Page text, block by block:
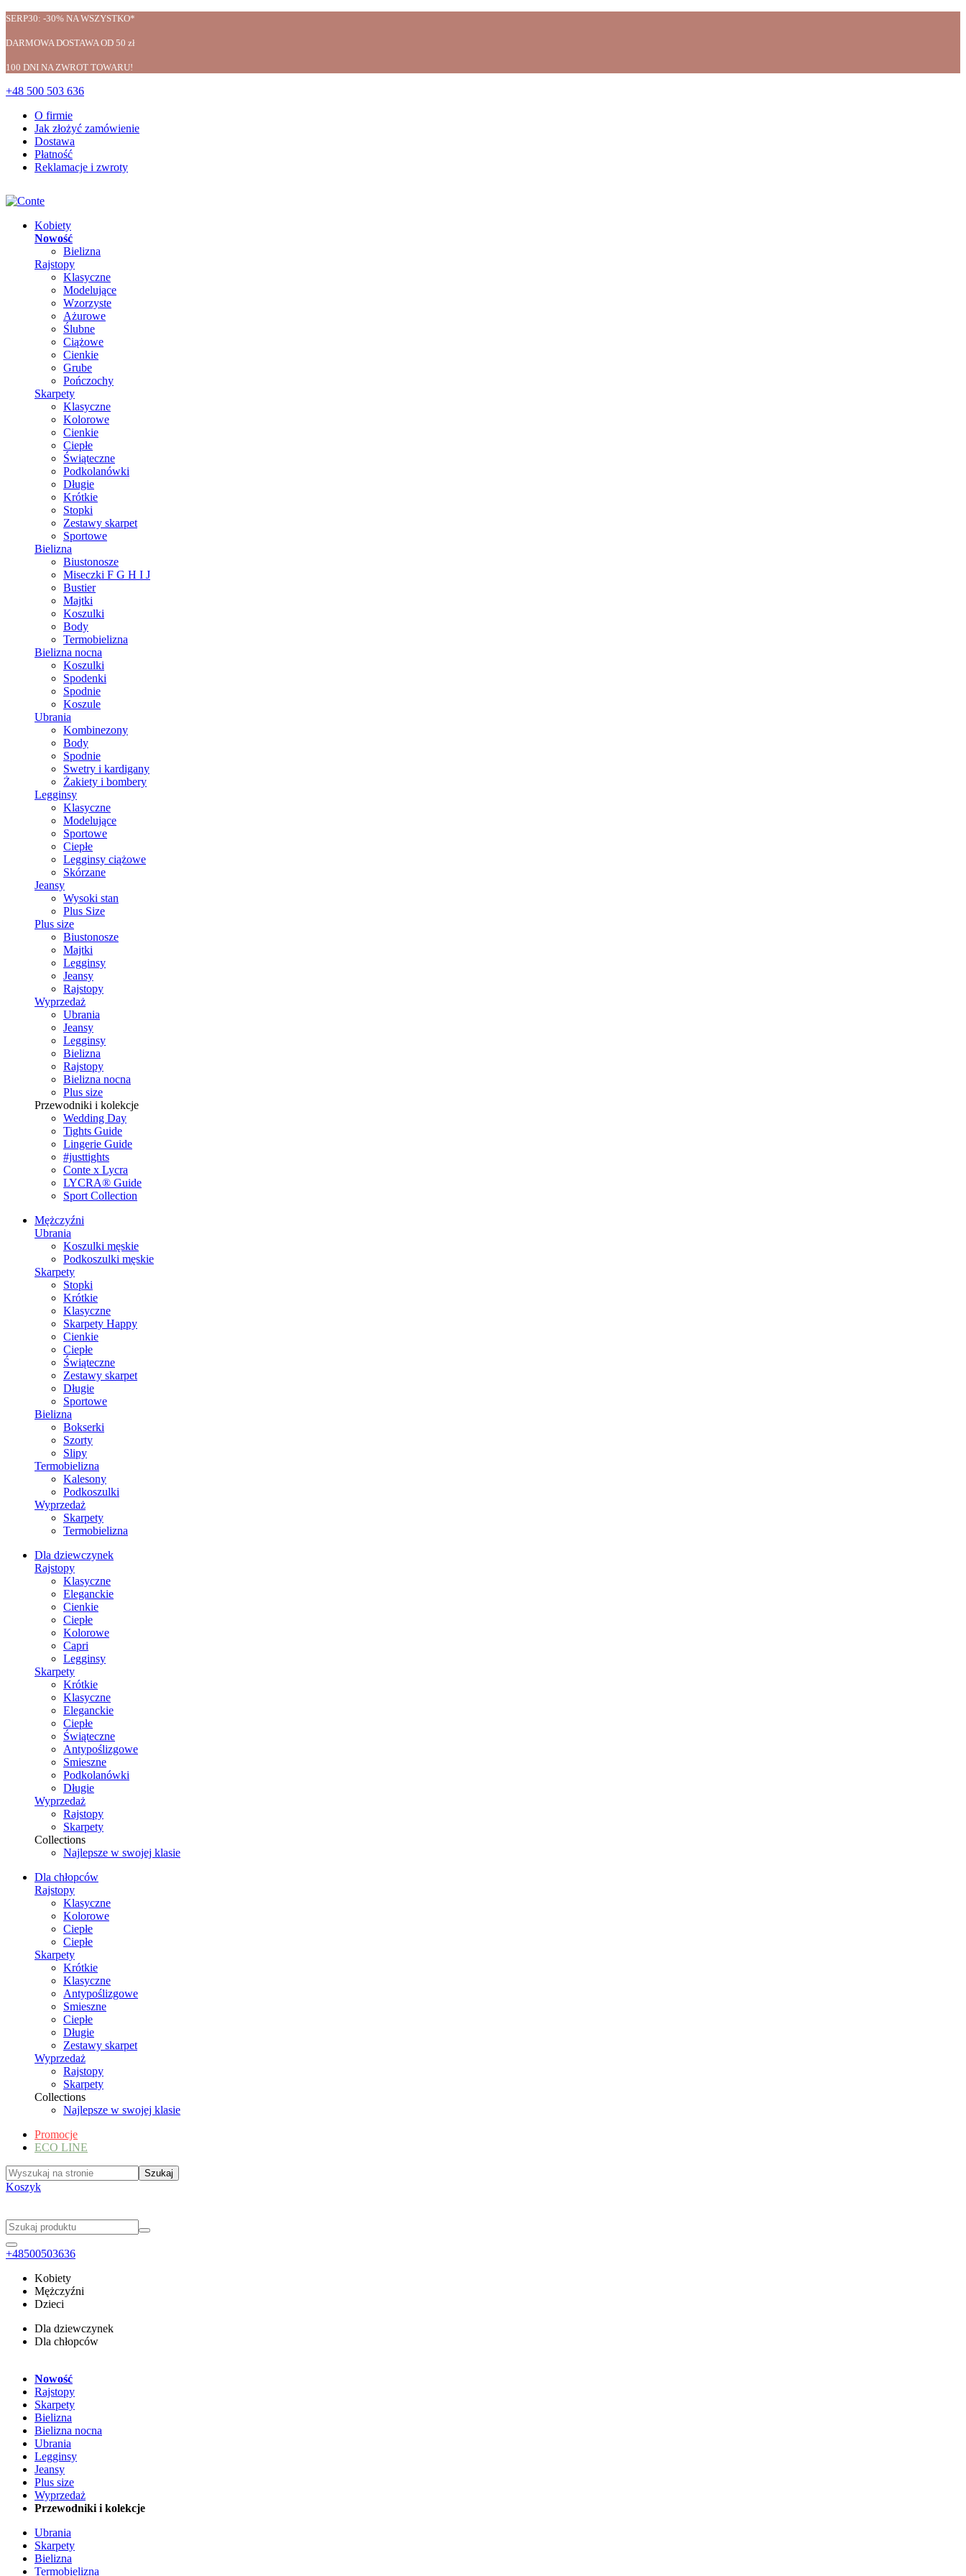
SERP30: -30% NA WSZYSTKO*
DARMOWA DOSTAWA OD 50 zł
100 DNI NA ZWROT TOWARU!
+48 500 503 636
O firmie
Jak złożyć zamówienie
Dostawa
Płatność
Reklamacje i zwroty
Kobiety
Nowość
Bielizna
Rajstopy
Klasyczne
Modelujące
Wzorzyste
Ażurowe
Ślubne
Ciążowe
Cienkie
Grube
Pończochy
Skarpety
Klasyczne
Kolorowe
Cienkie
Ciepłe
Świąteczne
Podkolanówki
Długie
Krótkie
Stopki
Zestawy skarpet
Sportowe
Bielizna
Biustonosze
Miseczki F G H I J
Bustier
Majtki
Koszulki
Body
Termobielizna
Bielizna nocna
Koszulki
Spodenki
Spodnie
Koszule
Ubrania
Kombinezony
Body
Spodnie
Swetry i kardigany
Żakiety i bombery
Legginsy
Klasyczne
Modelujące
Sportowe
Ciepłe
Legginsy ciążowe
Skórzane
Jeansy
Wysoki stan
Plus Size
Plus size
Biustonosze
Majtki
Legginsy
Jeansy
Rajstopy
Wyprzedaż
Ubrania
Jeansy
Legginsy
Bielizna
Rajstopy
Bielizna nocna
Plus size
Przewodniki i kolekcje
Wedding Day
Tights Guide
Lingerie Guide
#justtights
Conte x Lycra
LYCRA® Guide
Sport Сollection
Mężczyźni
Ubrania
Koszulki męskie
Podkoszulki męskie
Skarpety
Stopki
Krótkie
Klasyczne
Skarpety Happy
Cienkie
Ciepłe
Świąteczne
Zestawy skarpet
Długie
Sportowe
Bielizna
Bokserki
Szorty
Slipy
Termobielizna
Kalesony
Podkoszulki
Wyprzedaż
Skarpety
Termobielizna
Dla dziewczynek
Rajstopy
Klasyczne
Eleganckie
Cienkie
Ciepłe
Kolorowe
Capri
Legginsy
Skarpety
Krótkie
Klasyczne
Eleganckie
Ciepłe
Świąteczne
Antypoślizgowe
Smieszne
Podkolanówki
Długie
Wyprzedaż
Rajstopy
Skarpety
Collections
Najlepsze w swojej klasie
Dla chłopców
Rajstopy
Klasyczne
Kolorowe
Ciepłe
Ciepłe
Skarpety
Krótkie
Klasyczne
Antypoślizgowe
Smieszne
Ciepłe
Długie
Zestawy skarpet
Wyprzedaż
Rajstopy
Skarpety
Collections
Najlepsze w swojej klasie
Promocje
ECO LINE
Koszyk
+48500503636
Kobiety
Mężczyźni
Dzieci
Dla dziewczynek
Dla chłopców
Nowość
Rajstopy
Skarpety
Bielizna
Bielizna nocna
Ubrania
Legginsy
Jeansy
Plus size
Wyprzedaż
Przewodniki i kolekcje
Ubrania
Skarpety
Bielizna
Termobielizna